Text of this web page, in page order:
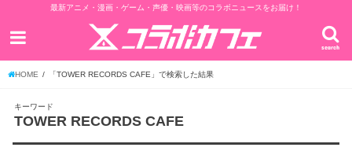
最新アニメ・漫画・ゲーム・声優・映画等のコラボニュースをお届け！
search
HOME 「TOWER RECORDS CAFE」で検索した結果
キーワード
TOWER RECORDS CAFE